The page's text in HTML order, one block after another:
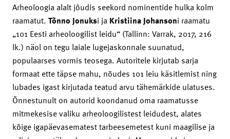
Arheoloogia alalt jõudis seekord nominentide hulka kolm
raamatut. Tõnno Jonuksi ja Kristiina Johansoni raamatu
„101 Eesti arheoloogilist leidu“ (Tallinn: Varrak, 2017, 216
lk.) näol on tegu laiale lugejaskonnale suunatud,
populaarses vormis teosega. Autoritele kirjutab sarja
formaat ette täpse mahu, nõudes 101 leiu käsitlemist ning
lubades igast kirjutada teatud arvu tähemärkide ulatuses.
Õnnestunult on autorid koondanud oma raamatusse
mitmekesise valiku arheoloogilistest leidudest, alates
kõige igapäevasematest tarbeesemetest kuni maagilise ja